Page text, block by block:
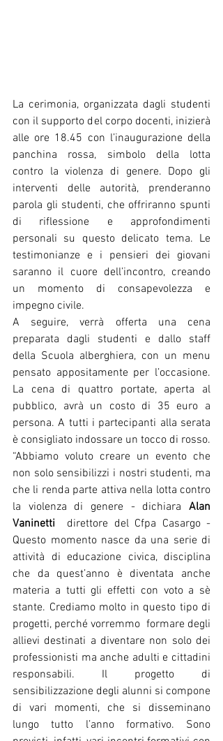
La cerimonia, organizzata dagli studenti
con il supporto del corpo docenti, inizierà
alle ore 18.45 con l’inaugurazione della
panchina rossa, simbolo della lotta
contro la violenza di genere. Dopo gli
interventi delle autorità, prenderanno
parola gli studenti, che offriranno spunti
di riflessione e approfondimenti
personali su questo delicato tema. Le
testimonianze e i pensieri dei giovani
saranno il cuore dell’incontro, creando
un momento di consapevolezza e
impegno civile.
A seguire, verrà offerta una cena
preparata dagli studenti e dallo staff
della Scuola alberghiera, con un menu
pensato appositamente per l’occasione.
La cena di quattro portate, aperta al
pubblico, avrà un costo di 35 euro a
persona. A tutti i partecipanti alla serata
è consigliato indossare un tocco di rosso.
“Abbiamo voluto creare un evento che
non solo sensibilizzi i nostri studenti, ma
che li renda parte attiva nella lotta contro
la violenza di genere - dichiara Alan
Vaninetti direttore del Cfpa Casargo -
Questo momento nasce da una serie di
attività di educazione civica, disciplina
che da quest’anno è diventata anche
materia a tutti gli effetti con voto a sè
stante. Crediamo molto in questo tipo di
progetti, perché vorremmo  formare degli
allievi destinati a diventare non solo dei
professionisti ma anche adulti e cittadini
responsabili. Il progetto di
sensibilizzazione degli alunni si compone
di vari momenti, che si disseminano
lungo tutto l’anno formativo. Sono